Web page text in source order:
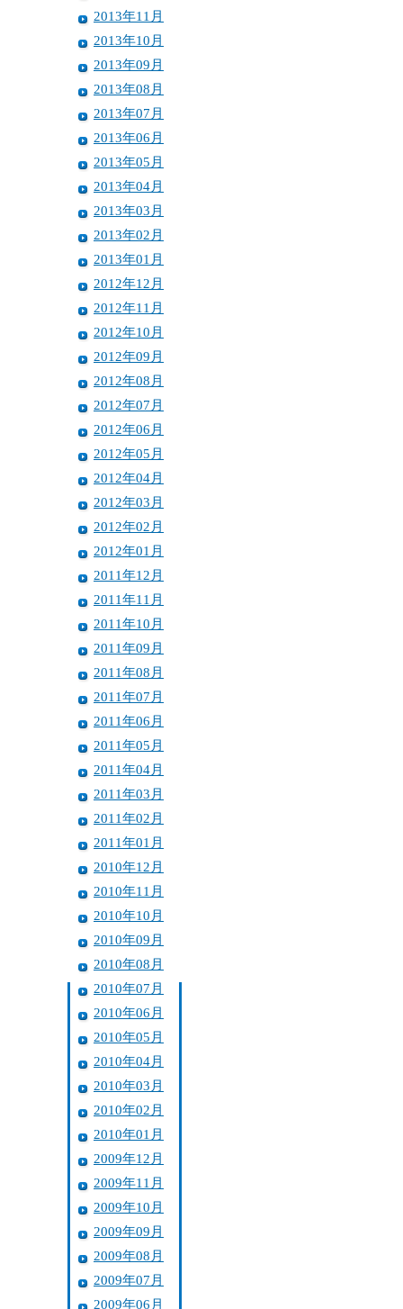
2013年11月
2013年10月
2013年09月
2013年08月
2013年07月
2013年06月
2013年05月
2013年04月
2013年03月
2013年02月
2013年01月
2012年12月
2012年11月
2012年10月
2012年09月
2012年08月
2012年07月
2012年06月
2012年05月
2012年04月
2012年03月
2012年02月
2012年01月
2011年12月
2011年11月
2011年10月
2011年09月
2011年08月
2011年07月
2011年06月
2011年05月
2011年04月
2011年03月
2011年02月
2011年01月
2010年12月
2010年11月
2010年10月
2010年09月
2010年08月
2010年07月
2010年06月
2010年05月
2010年04月
2010年03月
2010年02月
2010年01月
2009年12月
2009年11月
2009年10月
2009年09月
2009年08月
2009年07月
2009年06月